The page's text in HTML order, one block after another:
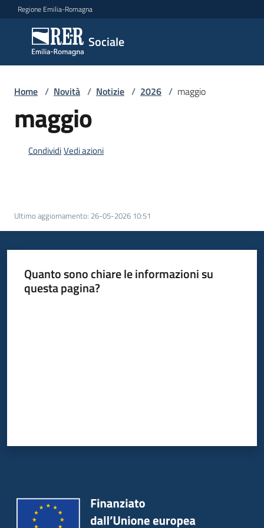
Vai al contenuto
Vai alla navigazione
Vai al footer
Regione Emilia-Romagna
Sociale
Sociale
Argomenti
Leggi
Atti
Piani
Programmi
Home / Novità / Notizie / 2026 / maggio
maggio
CondividiVedi azioni
Ultimo aggiornamento: 26-05-2026 10:51
Quanto sono chiare le informazioni su
questa pagina?